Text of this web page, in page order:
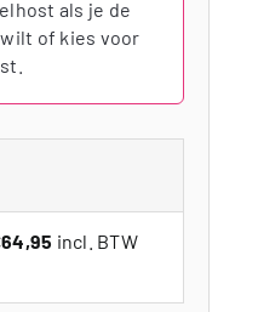
als je de
of kies voor
incl. BTW